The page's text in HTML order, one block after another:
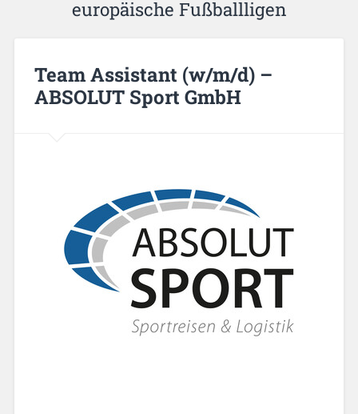
europäische Fußballligen
Team Assistant (w/m/d) –
ABSOLUT Sport GmbH